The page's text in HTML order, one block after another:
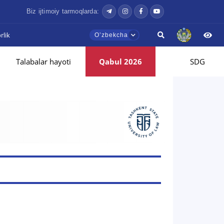
Biz ijtimoiy tarmoqlarda:
Oʼzbekcha
Talabalar hayoti Qabul 2026 SDG